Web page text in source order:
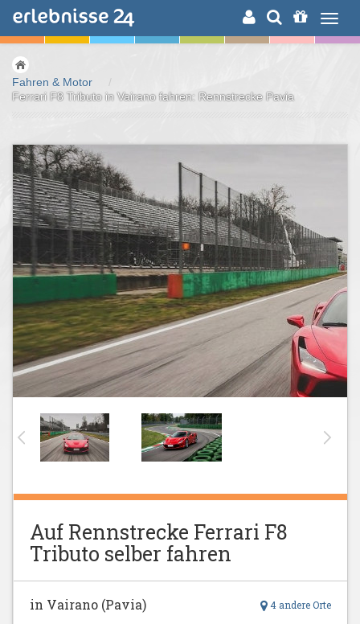
ERLEBNISSUCHE
Fahren & Motor
/
Ferrari F8 Tributo in Vairano fahren: Rennstrecke Pavia
Auf Rennstrecke Ferrari F8
Tributo selber fahren
4 andere Orte
in Vairano (Pavia)